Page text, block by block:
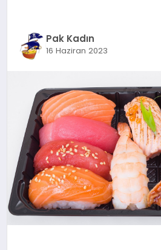
YAŞAM
YEMEK
KIMDIR?
HESAPLAMALAR
Pak Kadın
16 Haziran 2023